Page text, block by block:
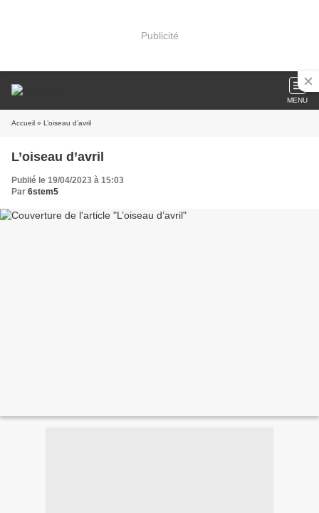
Publicité
MENU
Accueil » L’oiseau d’avril
L’oiseau d’avril
Publié le 19/04/2023 à 15:03
Par 6stem5